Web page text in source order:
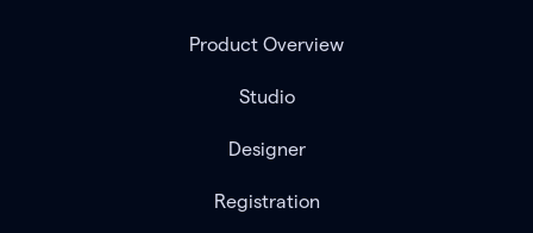
Product Overview
Studio
Designer
Registration